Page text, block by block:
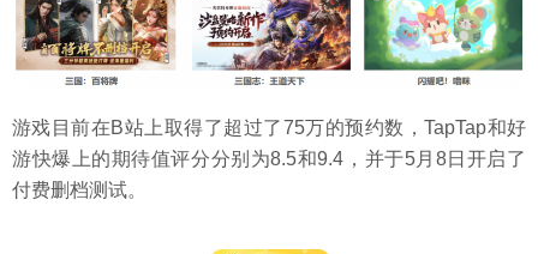
游戏目前在B站上取得了超过了75万的预约数，TapTap和好
游快爆上的期待值评分分别为8.5和9.4，并于5月8日开启了
付费删档测试。